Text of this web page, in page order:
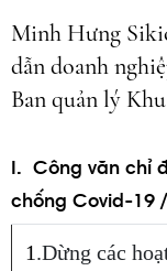
Minh Hưng
dẫn doanh
Ban quản lý
I. Công văn chỉ
chống Covid-19
1.Dừng các